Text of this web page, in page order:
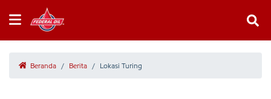
Beranda / Berita / Lokasi Turing